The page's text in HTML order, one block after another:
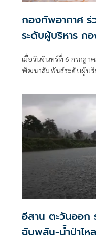
กองทัพอากาศ
ระดับผู้บริหาร ก
ข่ายชมรมพัฒนา
กองทัพอากาศ เ
โครงการสร้าง
เมื่อวันจันทร์ที่ 6 กรกฎา
พัฒนาสัมพันธ์ระดับผู้บริ
ประชาสัมพันธ์โครงการ
พลอากาศเอก เสกสรร
ประธานการจัดงาน พร้
ทั้งภาครัฐ ภาคเอกชน
อีสาน ตะวันออก
ฉับพลัน-น้ำป่าไห